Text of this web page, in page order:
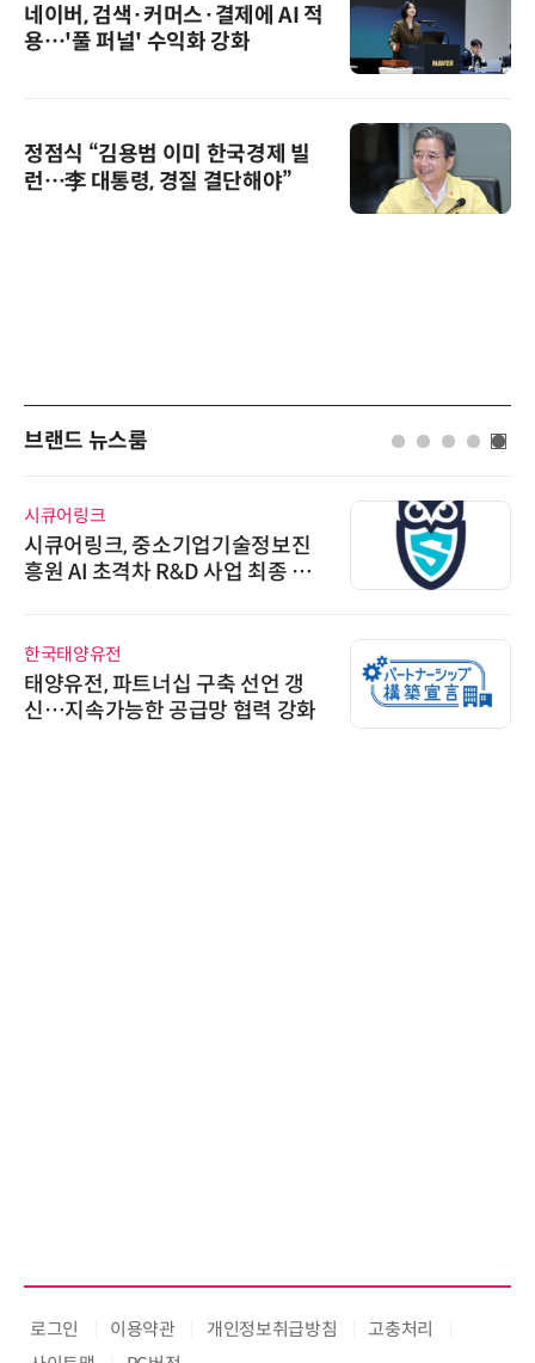
네이버, 검색·커머스·결제에 AI 적
용…'풀 퍼널' 수익화 강화
정점식 “김용범 이미 한국경제 빌
런…李 대통령, 경질 결단해야”
브랜드 뉴스룸
에이블스토어
시놀로지, 1U 백업 어플라이언스
DP5200 출시
비쉐이
비쉐이, 모든 주요 리모컨 코드 지
원하는 TSOP15300 시리즈 IR 수
로그인 이용약관 개인정보취급방침
고충처리